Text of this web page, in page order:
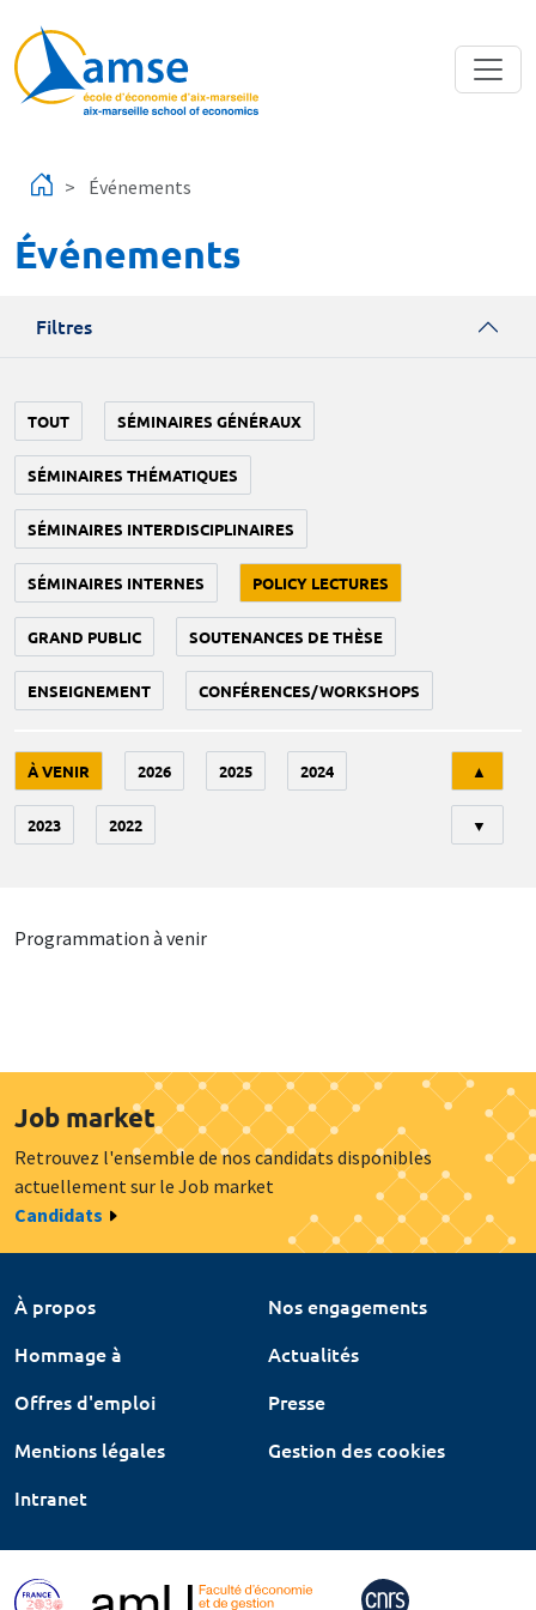
Événements
Événements
Filtres
TOUT SÉMINAIRES GÉNÉRAUX
SÉMINAIRES THÉMATIQUES
SÉMINAIRES INTERDISCIPLINAIRES
SÉMINAIRES INTERNES POLICY LECTURES
GRAND PUBLIC SOUTENANCES DE THÈSE
ENSEIGNEMENT CONFÉRENCES/WORKSHOPS
À VENIR 2026 2025 2024
2023 2022
▲
▼
Programmation à venir
Job market
Retrouvez l'ensemble de nos candidats disponibles
actuellement sur le Job market
Candidats
À propos
Nos engagements
Hommage à
Actualités
Offres d'emploi
Presse
Mentions légales
Gestion des cookies
Intranet